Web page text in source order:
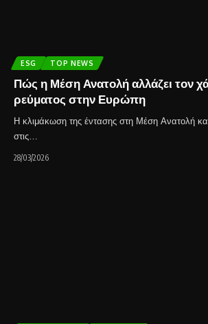
ESG TOP NEWS
Πώς η Μέση Ανατολή αλλάζει τον
ρεύματος στην Ευρώπη
Η κλιμάκωση της έντασης στη Μέση Ανατολή
στις…
28/03/2026